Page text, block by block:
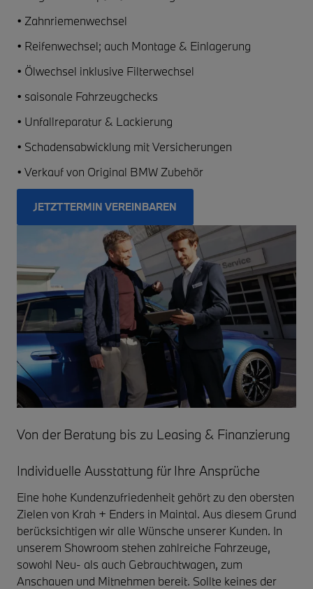
• Zahnriemenwechsel
• Reifenwechsel; auch Montage & Einlagerung
• Ölwechsel inklusive Filterwechsel
• saisonale Fahrzeugchecks
• Unfallreparatur & Lackierung
• Schadensabwicklung mit Versicherungen
• Verkauf von Original BMW Zubehör
JETZT TERMIN VEREINBAREN
Von der Beratung bis zu Leasing & Finanzierung
Individuelle Ausstattung für Ihre Ansprüche
Eine hohe Kundenzufriedenheit gehört zu den obersten
Zielen von Krah + Enders in Maintal. Aus diesem Grund
berücksichtigen wir alle Wünsche unserer Kunden. In
unserem Showroom stehen zahlreiche Fahrzeuge,
sowohl Neu- als auch Gebrauchtwagen, zum
Anschauen und Mitnehmen bereit. Sollte keines der